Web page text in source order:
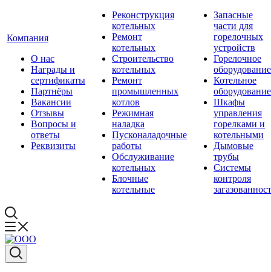
Компания
О нас
Награды и
сертификаты
Партнёры
Вакансии
Отзывы
Вопросы и
ответы
Реквизиты
Реконструкция
котельных
Ремонт
котельных
Строительство
котельных
Ремонт
промышленных
котлов
Режимная
наладка
Пусконаладочные
работы
Обслуживание
котельных
Блочные
котельные
Запасные
части для
горелочных
устройств
Горелочное
оборудование
Котельное
оборудование
Шкафы
управления
горелками и
котельными
Дымовые
трубы
Системы
контроля